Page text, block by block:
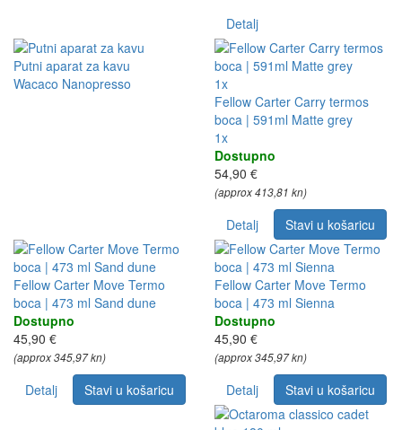
Detalj
Putni aparat za kavu
Wacaco Nanopresso
1x
Fellow Carter Carry termos
boca | 591ml Matte grey
1x
Dostupno
54,90 €
(approx 413,81 kn)
Detalj Stavi u košaricu
Fellow Carter Move Termo
boca | 473 ml Sand dune
Dostupno
45,90 €
(approx 345,97 kn)
Detalj Stavi u košaricu
Fellow Carter Move Termo
boca | 473 ml Sienna
Dostupno
45,90 €
(approx 345,97 kn)
Detalj Stavi u košaricu